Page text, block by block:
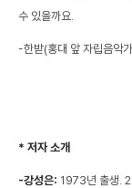
수 있을까요.
-한받(홍대 앞 자립음악
* 저자 소개
-강성은: 1973년 출생.